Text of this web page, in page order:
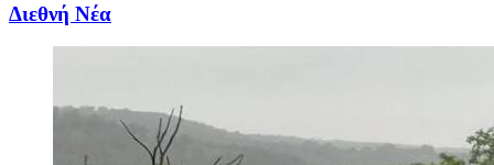
Διεθνή Νέα